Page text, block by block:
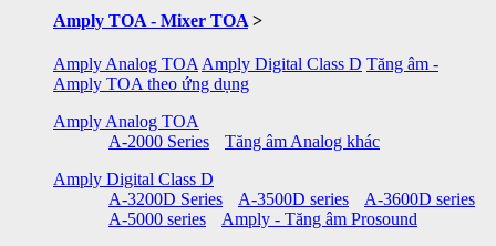
Amply TOA - Mixer TOA >
Amply Analog TOA Amply Digital Class D Tăng âm -
Amply TOA theo ứng dụng
Amply Analog TOA
A-2000 Series
Tăng âm Analog khác
Amply Digital Class D
A-3200D Series
A-3500D series
A-3600D series
A-5000 series
Amply - Tăng âm Prosound